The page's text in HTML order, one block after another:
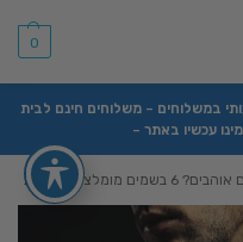
0
במשלוחים – משלוחים חינם לבית
מומלצים ב2024